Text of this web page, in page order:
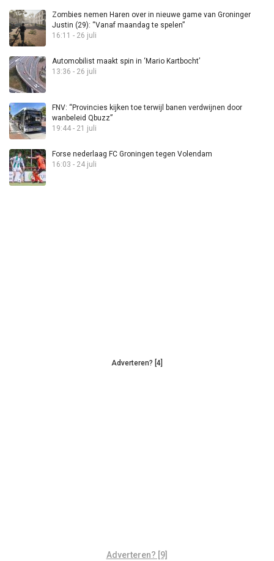
Zombies nemen Haren over in nieuwe game van Groninger
Justin (29): “Vanaf maandag te spelen”
16:11 - 26 juli
Automobilist maakt spin in ‘Mario Kartbocht’
13:36 - 26 juli
FNV: “Provincies kijken toe terwijl banen verdwijnen door
wanbeleid Qbuzz”
19:44 - 21 juli
Forse nederlaag FC Groningen tegen Volendam
16:03 - 24 juli
Adverteren? [4]
Adverteren? [9]